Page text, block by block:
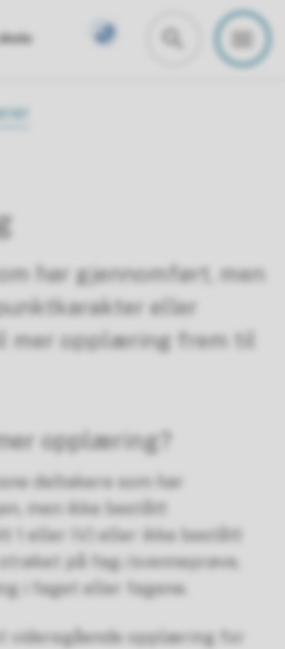
har gjennomført, men
eller
mer opplæring frem til
opplæring?
deltakere som har
men ikke bestått
1 eller IV) eller ikke bestått
på fag-/svenneprøve,
i faget eller fagene.
videregående opplæring for